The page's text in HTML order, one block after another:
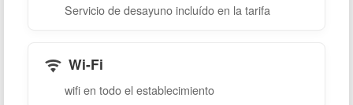
Servicio de desayuno incluído en la tarifa
Wi-Fi
wifi en todo el establecimiento